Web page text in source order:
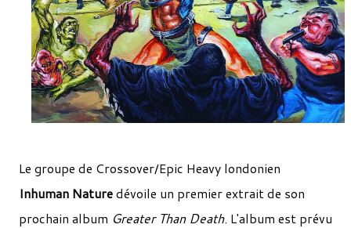
Le groupe de Crossover/Epic Heavy londonien
Inhuman Naturedévoile un premier extrait de son
prochain album Greater Than Death. L'album est prévu